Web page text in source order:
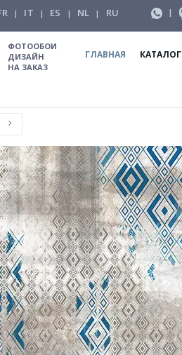
| IT | ES | NL | RU |
ФОТООБОИ
ДИЗАЙН
НА ЗАКАЗ
ГЛАВНАЯ КАТАЛОГ